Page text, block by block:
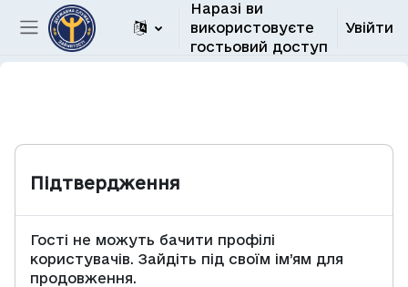
Перейти до головного вмісту
Бокова панель
Наразі ви
використовуєте
гостьовий доступ
Увійти
Підтвердження
Гості не можуть бачити профілі
користувачів. Зайдіть під своїм ім’ям для
продовження.